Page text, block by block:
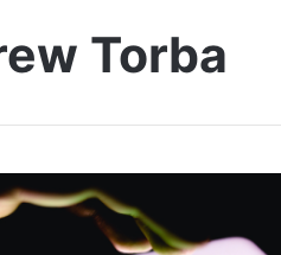
Torba